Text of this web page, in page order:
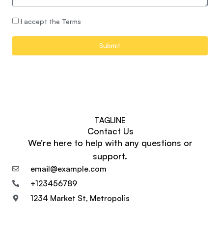
I accept the Terms
Submit
TAGLINE
Contact Us
We’re here to help with any questions or
support.
email@example.com
+123456789
1234 Market St, Metropolis